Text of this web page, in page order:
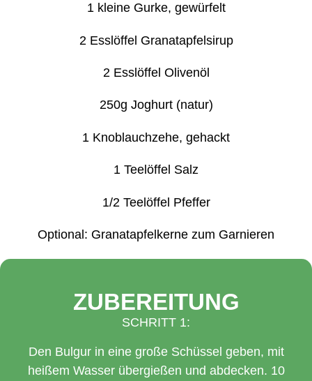
1 kleine Gurke, gewürfelt
2 Esslöffel Granatapfelsirup
2 Esslöffel Olivenöl
250g Joghurt (natur)
1 Knoblauchzehe, gehackt
1 Teelöffel Salz
1/2 Teelöffel Pfeffer
Optional: Granatapfelkerne zum Garnieren
ZUBEREITUNG
SCHRITT 1:
Den Bulgur in eine große Schüssel geben, mit
heißem Wasser übergießen und abdecken. 10